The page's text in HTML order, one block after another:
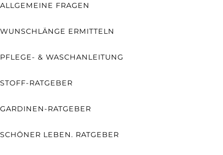
ALLGEMEINE FRAGEN
WUNSCHLÄNGE ERMITTELN
PFLEGE- & WASCHANLEITUNG
STOFF-RATGEBER
GARDINEN-RATGEBER
SCHÖNER LEBEN. RATGEBER